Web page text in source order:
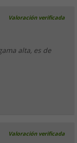
Valoración verificada
alta, es de
Valoración verificada